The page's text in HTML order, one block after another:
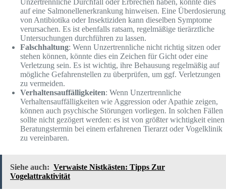
auf eine Salmonellenerkrankung hinweisen. Eine Überdosierung
von Antibiotika oder Insektiziden kann dieselben Symptome
verursachen. Es ist ebenfalls ratsam, regelmäßige tierärztliche
Untersuchungen durchführen zu lassen.
Falschhaltung: Wenn Unzertrennliche nicht richtig sitzen oder
stehen können, könnte dies ein Zeichen für Gicht oder eine
Verletzung sein. Es ist wichtig, ihre Behausung regelmäßig auf
mögliche Gefahrenstellen zu überprüfen, um ggf. Verletzungen
zu vermeiden.
Verhaltensauffälligkeiten: Wenn Unzertrennliche
Verhaltensauffälligkeiten wie Aggression oder Apathie zeigen,
können auch psychische Störungen vorliegen. In solchen Fällen
sollte nicht gezögert werden: es ist von größter wichtigkeit einen
Beratungstermin bei einem erfahrenen Tierarzt oder Vogelklinik
zu vereinbaren.
Siehe auch: Verwaiste Nistkästen: Tipps Zur
Vogelattraktivität